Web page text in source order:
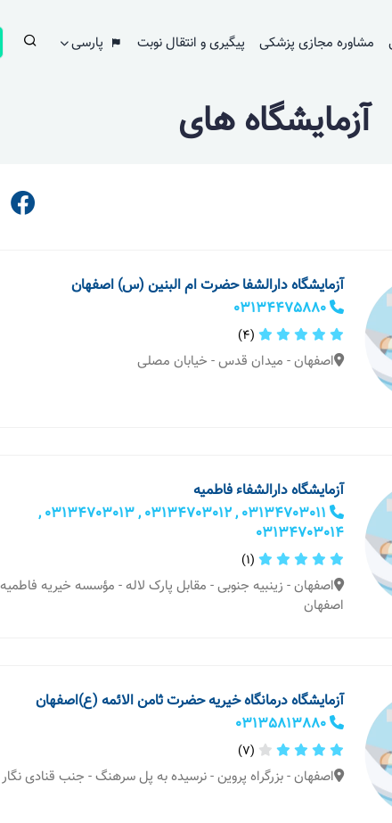
مشاوره مجازی پزشکی پیگیری و انتقال نوبت پارسی
آزمایشگاه های
آزمایشگاه دارالشفا حضرت ام البنین (س) اصفهان
(4)
اصفهان - میدان قدس - خیابان مصلی
آزمایشگاه دارالشفاء فاطمیه
03134703011 , 03134703012 , 03134703013 ,
03134703014
(1)
اصفهان - زینبیه جنوبی - مقابل پارک لاله - مؤسسه خیریه فاطمیه
اصفهان
آزمایشگاه درمانگاه خیریه حضرت ثامن الائمه (ع)اصفهان
(7)
اصفهان - بزرگراه پروین - نرسیده به پل سرهنگ - جنب قنادی نگار